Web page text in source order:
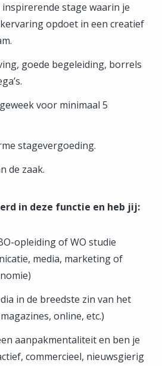
inspirerende stage waarin je
opdoet in een creatief
goede begeleiding, borrels
voor minimaal 5
stagevergoeding.
de zaak.
in deze functie en heb jij:
opleiding of WO studie
media, marketing of
in de breedste zin van het
online, etc.)
aanpakmentaliteit en ben je
commercieel, nieuwsgierig